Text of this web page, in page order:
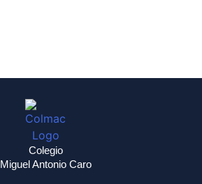
Colegio
Miguel Antonio Caro